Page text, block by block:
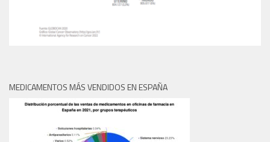
MEDICAMENTOS MÁS VENDIDOS EN ESPAÑA